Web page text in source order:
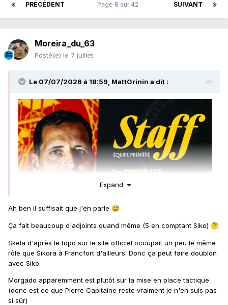
PRÉCÉDENT SUIVANT
Page 8 sur 42
Moreira_du_63
Posté(e) le 7 juillet
Le 07/07/2026 à 18:59, MattGrinin a dit :
Expand
Ah ben il suffisait que j'en parle 😅
Ça fait beaucoup d'adjoints quand même (5 en comptant Siko) 🤔
Skela d'après le topo sur le site officiel occupait un peu le même
rôle que Sikora à Francfort d'ailleurs. Donc ça peut faire doublon
avec Siko.
Morgado apparemment est plutôt sur la mise en place tactique
(donc est ce que Pierre Capitaine reste vraiment je n'en suis pas
si sûr)